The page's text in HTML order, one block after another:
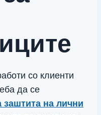
со клиенти
да се
заштита на лични